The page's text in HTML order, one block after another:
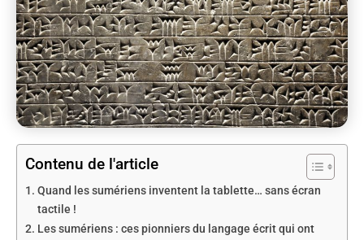
Contenu de l'article
Quand les sumériens inventent la tablette… sans écran
tactile !
Les sumériens : ces pionniers du langage écrit qui ont